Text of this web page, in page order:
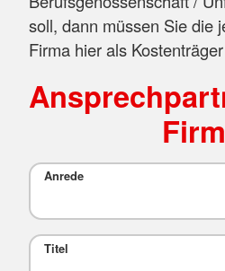
soll, dann müssen Sie die
Firma hier als
Anrede
Titel